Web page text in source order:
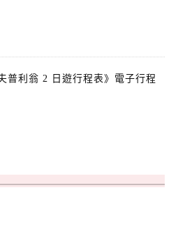
普利翁 2 日遊行程表》電子行程